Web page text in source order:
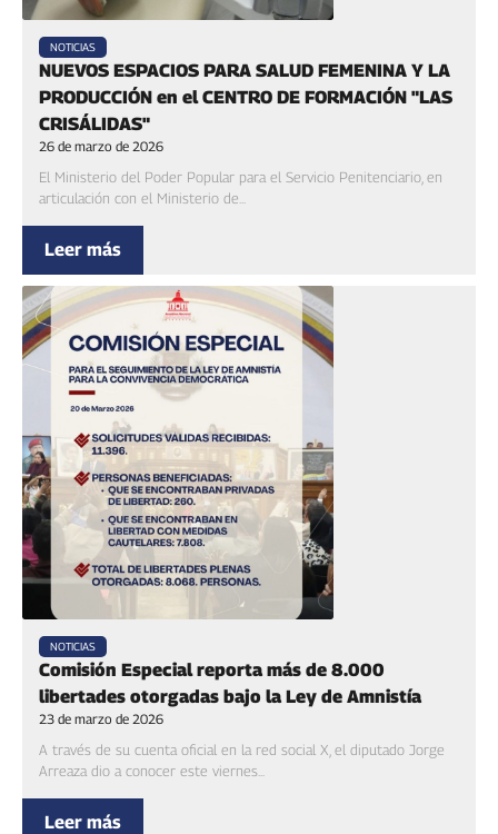
NOTICIAS
NUEVOS ESPACIOS PARA SALUD FEMENINA Y LA
PRODUCCIÓN en el CENTRO DE FORMACIÓN "LAS
CRISÁLIDAS"
26 de marzo de 2026
El Ministerio del Poder Popular para el Servicio Penitenciario, en
articulación con el Ministerio de...
Leer más
NOTICIAS
Comisión Especial reporta más de 8.000
libertades otorgadas bajo la Ley de Amnistía‎
23 de marzo de 2026
‎A través de su cuenta oficial en la red social X, el diputado Jorge
Arreaza dio a conocer este viernes...
Leer más